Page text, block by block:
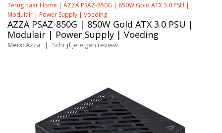
Terug naar Home | AZZA PSAZ-850G | 850W Gold ATX 3.0 PSU |
Modulair | Power Supply | Voeding
AZZA PSAZ-850G | 850W Gold ATX 3.0 PSU |
Modulair | Power Supply | Voeding
Merk: Azza | Schrijf je eigen review